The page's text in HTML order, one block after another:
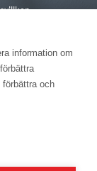
information om
och